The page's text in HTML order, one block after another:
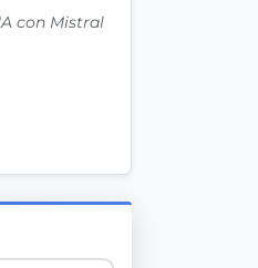
votes in a clear
con Mistral